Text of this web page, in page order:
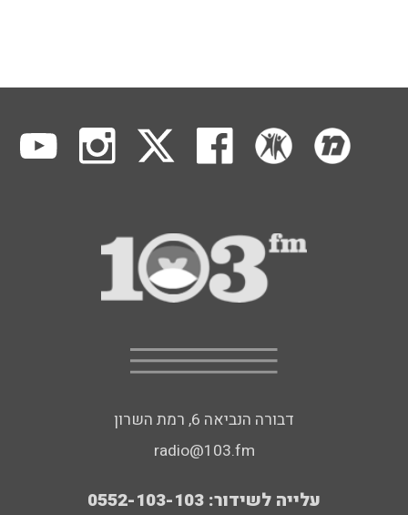
דבורה הנביאה 6, רמת השרון
radio@103.fm
עלייה לשידור: 0552-103-103